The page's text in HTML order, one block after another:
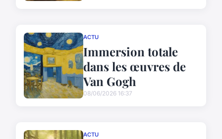
ACTU
Immersion totale
dans les œuvres de
Van Gogh
08/06/2026 16:37
ACTU